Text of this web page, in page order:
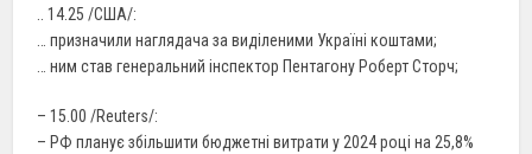
.. 14.25 /США/:
… призначили наглядача за виділеними Україні коштами;
… ним став генеральний інспектор Пентагону Роберт Сторч;
– 15.00 /Reuters/:
– РФ планує збільшити бюджетні витрати у 2024 році на 25,8%